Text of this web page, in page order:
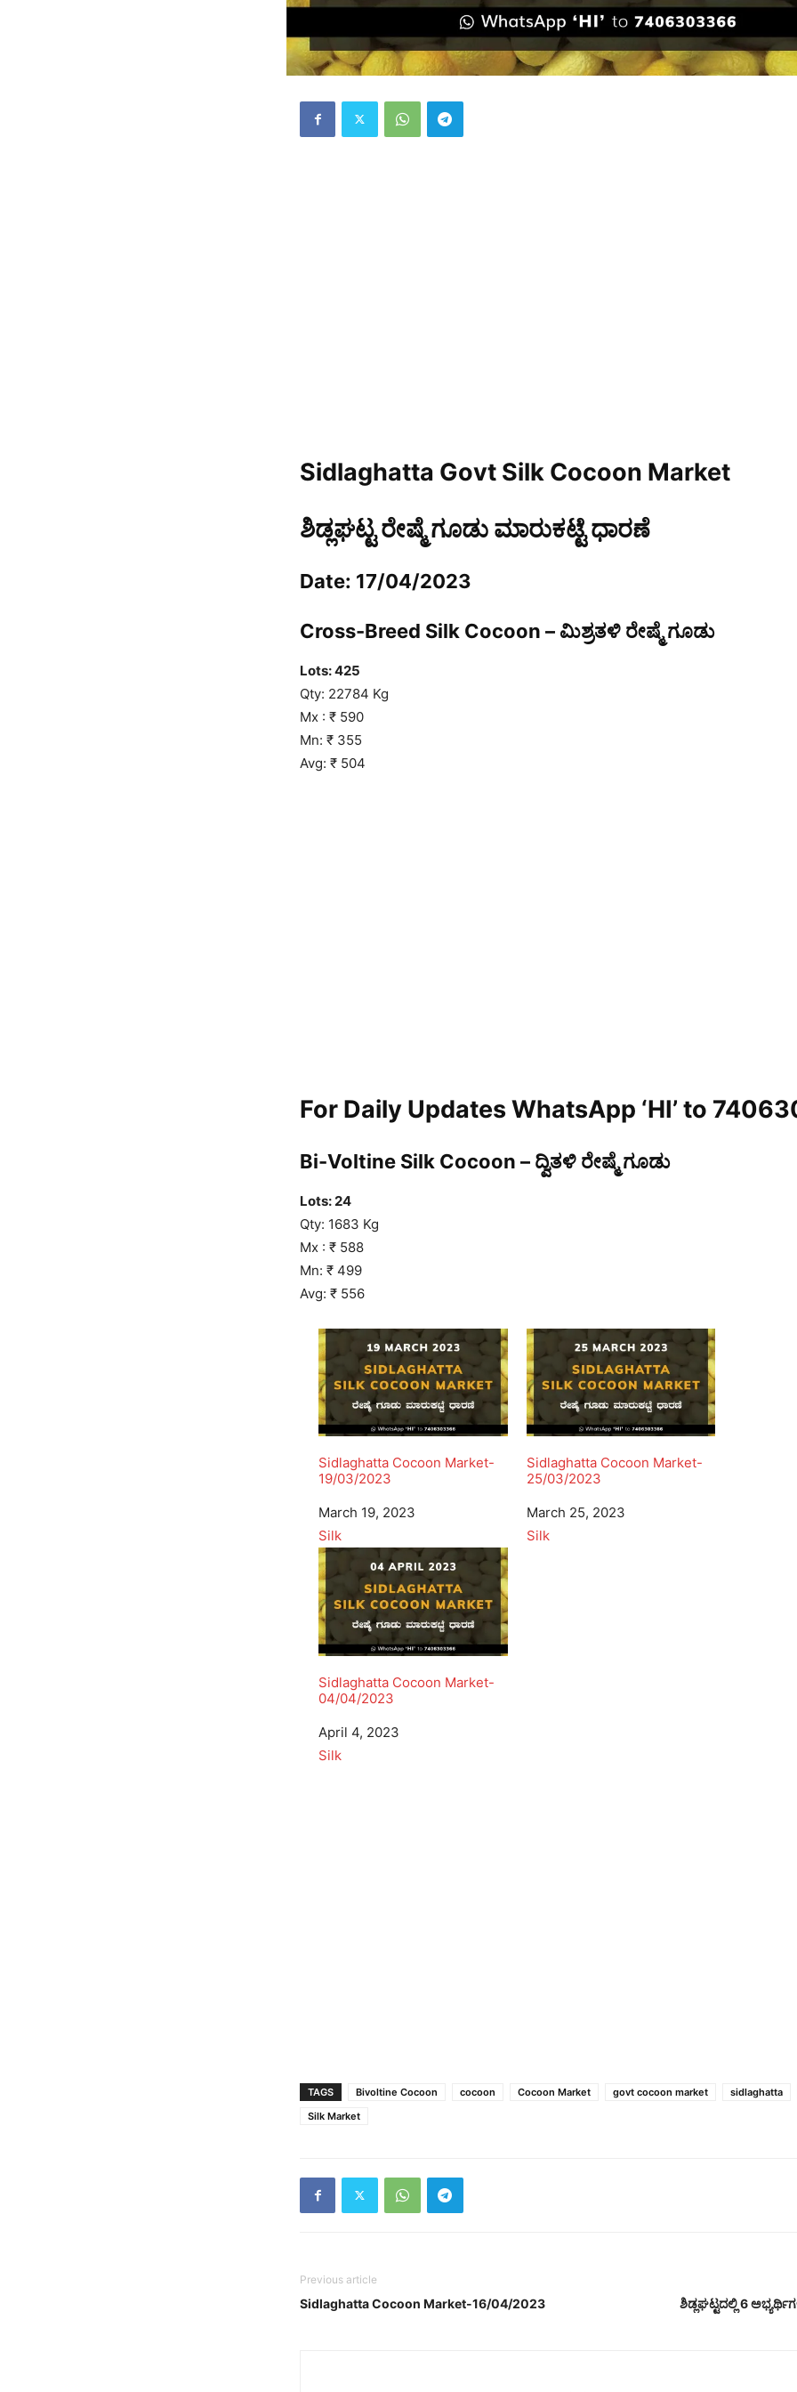
Sidlaghatta Govt Silk Cocoon Market
ಶಿಡ್ಲಘಟ್ಟ ರೇಷ್ಮೆ ಗೂಡು ಮಾರುಕಟ್ಟೆ ಧಾರಣೆ
Date: 17/04/2023
Cross-Breed Silk Cocoon – ಮಿಶ್ರತಳಿ ರೇಷ್ಮೆ ಗೂಡು
Lots:425
Qty: 22784 Kg
Mx : ₹ 590
Mn: ₹ 355
Avg: ₹ 504
For Daily Updates WhatsApp ‘HI’ to
Bi-Voltine Silk Cocoon – ದ್ವಿತಳಿ ರೇಷ್ಮೆ ಗೂಡು
Lots: 24
Qty: 1683 Kg
Mx : ₹ 588
Mn: ₹ 499
Avg: ₹ 556
Sidlaghatta Cocoon Market-
19/03/2023
Date
March 19, 2023
In relation to
Silk
Sidlaghatta Cocoon Market-
25/03/2023
Date
March 25, 2023
In relation to
Silk
Sidlaghatta Cocoon Market-
04/04/2023
Date
April 4, 2023
In relation to
Silk
TAGS Bivoltine Cocoon cocoon Cocoon Market govt cocoon market sidlaghatta
Silk Market
Previous article
Sidlaghatta Cocoon Market-16/04/2023 ಶಿಡ್ಲಘಟ್ಟದಲ್ಲಿ 6